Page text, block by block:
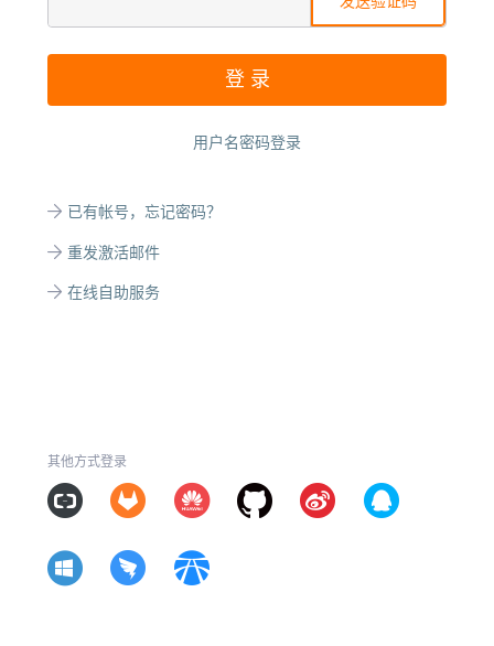
用户名密码登录
已有帐号，忘记密码？
重发激活邮件
在线自助服务
其他方式登录